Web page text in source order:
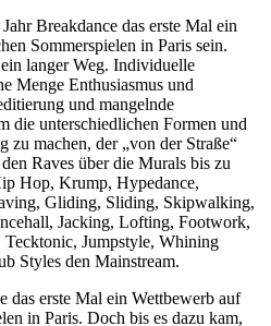
Breakdance das erste Mal ein
Sommerspielen in Paris sein.
langer Weg. Individuelle
Menge Enthusiasmus und
und mangelnde
die unterschiedlichen Formen und
zu machen, der „von der Straße“
Raves über die Murals bis zu
Hop, Krump, Hypedance,
Gliding, Sliding, Skipwalking,
Jacking, Lofting, Footwork,
Jumpstyle, Whining
Styles den Mainstream.
das erste Mal ein Wettbewerb auf
in Paris. Doch bis es dazu kam,